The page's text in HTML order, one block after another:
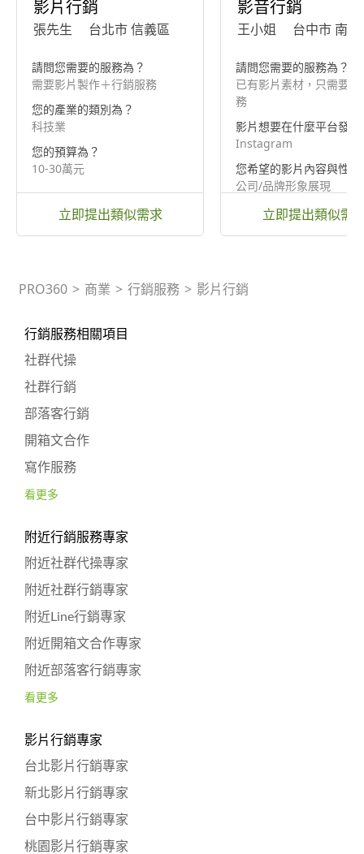
影片行銷
張先生 台北市 信義區
請問您需要的服務為？
需要影片製作＋行銷服務
您的產業的類別為？
科技業
您的預算為？
10-30萬元
立即提出類似需求
影音行銷
王小姐 台中市 南區
請問您需要的服務為？
已有影片素材，只需要行
務
影片想要在什麼平台發佈
Instagram
您希望的影片內容與性質
公司/品牌形象展現
立即提出類似需
PRO360 > 商業 > 行銷服務 > 影片行銷
行銷服務相關項目
社群代操
社群行銷
部落客行銷
開箱文合作
寫作服務
看更多
附近行銷服務專家
附近社群代操專家
附近社群行銷專家
附近Line行銷專家
附近開箱文合作專家
附近部落客行銷專家
看更多
影片行銷專家
台北影片行銷專家
新北影片行銷專家
台中影片行銷專家
桃園影片行銷專家